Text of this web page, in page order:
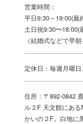
営業時間：
平日9:30～19:00(最
土日祝9:30〜18:00(
（結婚式などで早
定休日：毎週月曜
住所：〒892-0842
ル２F 天文館にあ
かいの２F。白地に